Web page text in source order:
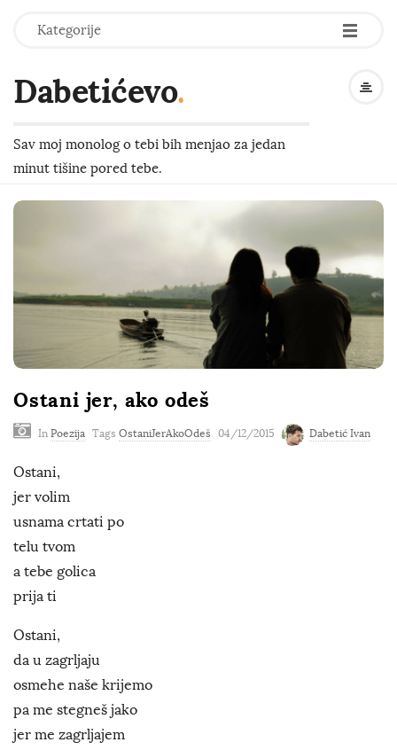
Kategorije -
-
-
Dabetićevo.
Sav moj monolog o tebi bih menjao za jedan
minut tišine pored tebe.
Ostani jer, ako odeš
In Poezija Tags OstaniJerAkoOdeš 04/12/2015 Dabetić Ivan
Ostani,
jer volim
usnama crtati po
telu tvom
a tebe golica
prija ti
Ostani,
da u zagrljaju
osmehe naše krijemo
pa me stegneš jako
jer me zagrljajem